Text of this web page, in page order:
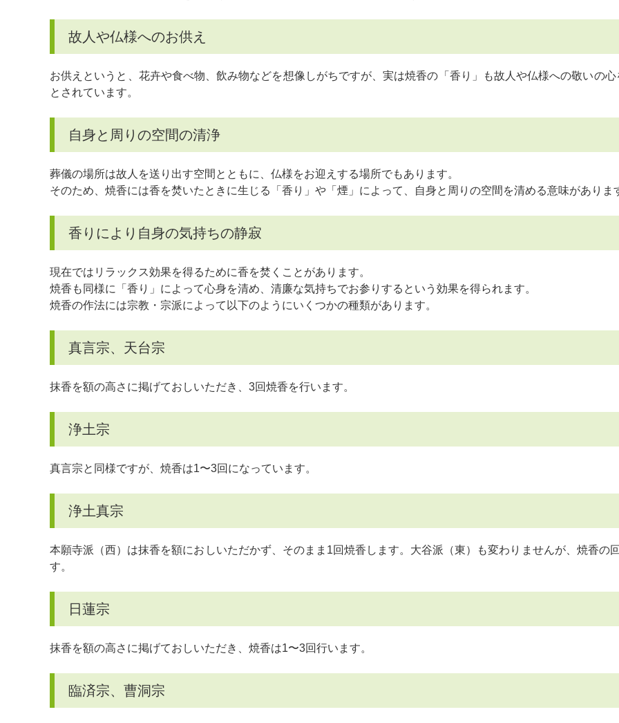
故人や仏様へのお供え
お供えというと、花卉や食べ物、飲み物などを想像しがちですが、実は焼香の「香り」も故人や仏様への敬いの
とされています。
自身と周りの空間の清浄
葬儀の場所は故人を送り出す空間とともに、仏様をお迎えする場所でもあります。
そのため、焼香には香を焚いたときに生じる「香り」や「煙」によって、自身と周りの空間を清める意味がありま
香りにより自身の気持ちの静寂
現在ではリラックス効果を得るために香を焚くことがあります。
焼香も同様に「香り」によって心身を清め、清廉な気持ちでお参りするという効果を得られます。
焼香の作法には宗教・宗派によって以下のようにいくつかの種類があります。
真言宗、天台宗
抹香を額の高さに掲げておしいただき、3回焼香を行います。
浄土宗
真言宗と同様ですが、焼香は1〜3回になっています。
浄土真宗
本願寺派（西）は抹香を額におしいただかず、そのまま1回焼香します。大谷派（東）も変わりませんが、焼香の
す。
日蓮宗
抹香を額の高さに掲げておしいただき、焼香は1〜3回行います。
臨済宗、曹洞宗